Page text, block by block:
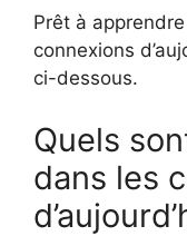
Prêt à
connexions
ci-dessous.
Quels
dans les